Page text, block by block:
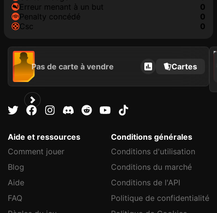
erreur menant à un but
0
penalty concédé
0
csc
0
Pas de carte à vendre Cartes
2025
Aide et ressources
Comment jouer
Blog
Aide
FAQ
Conditions générales
Conditions d'utilisation
Conditions du marché
Conditions de l'API
Politique de confidentialité